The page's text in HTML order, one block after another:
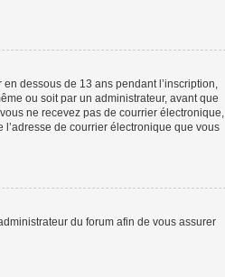
dessous de 13 ans pendant l’inscription,
ou soit par un administrateur, avant que
ne recevez pas de courrier électronique,
de courrier électronique que vous
du forum afin de vous assurer